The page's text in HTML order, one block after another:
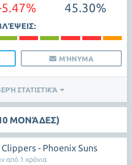
45.30%
ΜΉΝΥΜΑ
ΣΤΑΤΙΣΤΙΚΆ
ΜΟΝΆΔΕΣ)
- Phoenix Suns
από 1 χρόνια